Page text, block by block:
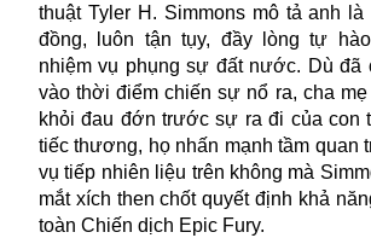
thuật Tyler H. Simmons mô tả anh
đồng, luôn tận tụy, đầy lòng tự
nhiệm vụ phụng sự đất nước. Dù đã
vào thời điểm chiến sự nổ ra, cha
khỏi đau đớn trước sự ra đi của con
tiếc thương, họ nhấn mạnh tầm quan
vụ tiếp nhiên liệu trên không mà
mắt xích then chốt quyết định khả
toàn Chiến dịch Epic Fury.